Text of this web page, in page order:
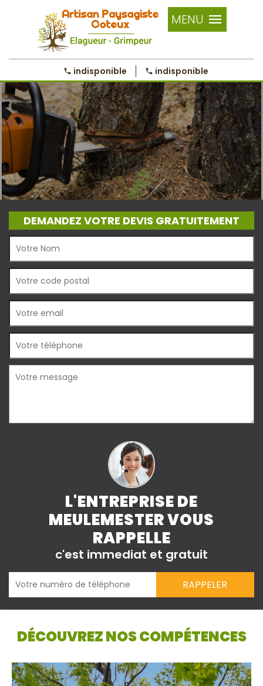
MENU
indisponible indisponible
DEMANDEZ VOTRE DEVIS GRATUITEMENT
L'ENTREPRISE DE
MEULEMESTER VOUS
RAPPELLE
c'est immediat et gratuit
DÉCOUVREZ NOS COMPÉTENCES